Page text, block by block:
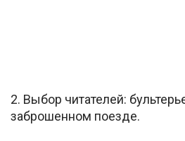
2. Выбор читателей:
заброшенном поезде.